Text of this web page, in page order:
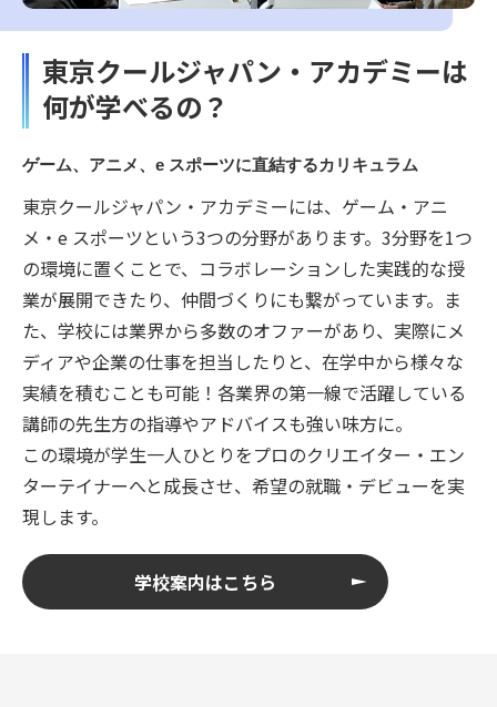
東京クールジャパン・アカデミーは
何が学べるの？
ゲーム、アニメ、e スポーツに直結するカリキュラム
東京クールジャパン・アカデミーには、ゲーム・アニ
メ・e スポーツという3つの分野があります。3分野を1つ
の環境に置くことで、コラボレーションした実践的な授
業が展開できたり、仲間づくりにも繋がっています。ま
た、学校には業界から多数のオファーがあり、実際にメ
ディアや企業の仕事を担当したりと、在学中から様々な
実績を積むことも可能！各業界の第一線で活躍している
講師の先生方の指導やアドバイスも強い味方に。
この環境が学生一人ひとりをプロのクリエイター・エン
ターテイナーへと成長させ、希望の就職・デビューを実
現します。
学校案内はこちら